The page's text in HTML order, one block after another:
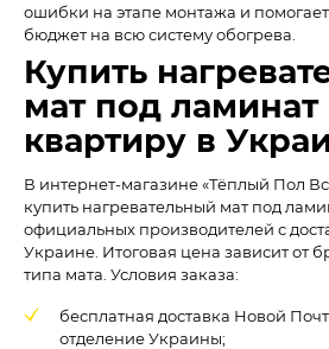
ошибки на этапе монтажа и
бюджет на всю систему обогрева.
Купить
мат под ламинат
квартиру в
В интернет-магазине «Тёплый Пол
купить нагревательный мат под
официальных производителей с
Украине. Итоговая цена зависит от
типа мата. Условия заказа:
бесплатная доставка Новой
отделение Украины;